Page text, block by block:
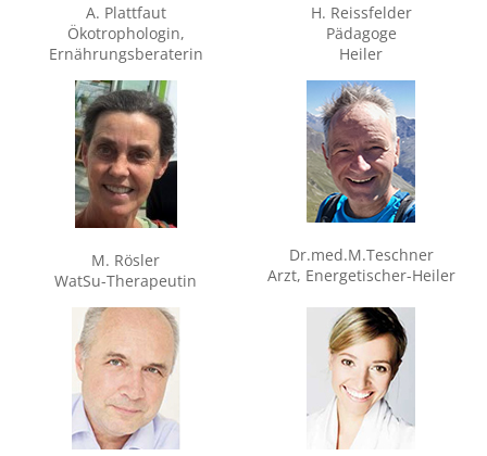
A. Plattfaut
Ökotrophologin,
Ernährungsberaterin
H. Reissfelder
Pädagoge
Heiler
M. Rösler
WatSu-Therapeutin
Dr.med.M.Teschner
Arzt, Energetischer-Heiler